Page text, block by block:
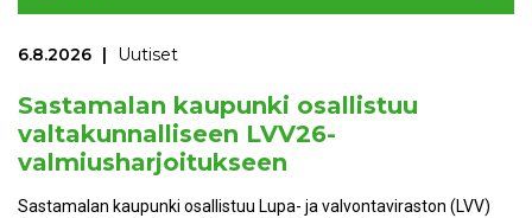
6.8.2026 Uutiset
Sastamalan kaupunki osallistuu
valtakunnalliseen LVV26-
valmiusharjoitukseen
Sastamalan kaupunki osallistuu Lupa- ja valvontaviraston (LVV)